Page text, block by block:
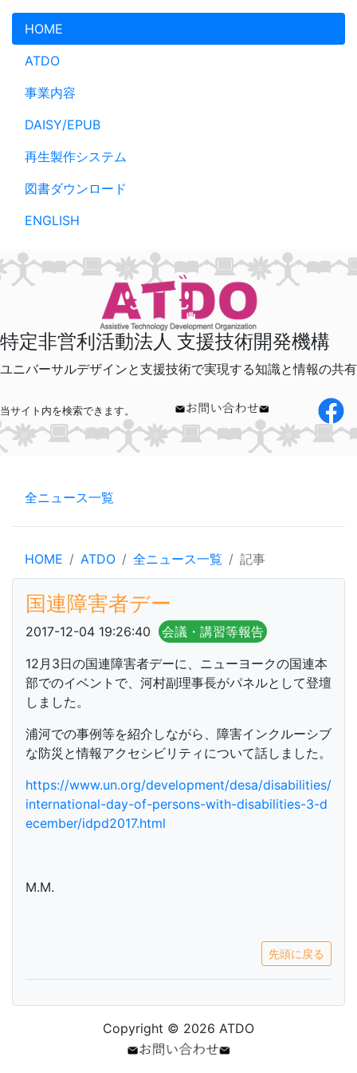
メインコンテンツへスキップ
HOME
ATDO
事業内容
DAISY/EPUB
再生製作システム
図書ダウンロード
ENGLISH
特定非営利活動法人 支援技術開発機構
ユニバーサルデザインと支援技術で実現する知識と情報の共有
当サイト内を検索できます。
全ニュース一覧
HOME ATDO 全ニュース一覧 記事
国連障害者デー
2017-12-04 19:26:40
会議・講習等報告
12月3日の国連障害者デーに、ニューヨークの国連本
部でのイベントで、河村副理事長がパネルとして登壇
しました。
浦河での事例等を紹介しながら、障害インクルーシブ
な防災と情報アクセシビリティについて話しました。
https://www.un.org/development/desa/disabilities/
international-day-of-persons-with-disabilities-3-d
ecember/idpd2017.html
M.M.
先頭に戻る
Copyright © 2026 ATDO